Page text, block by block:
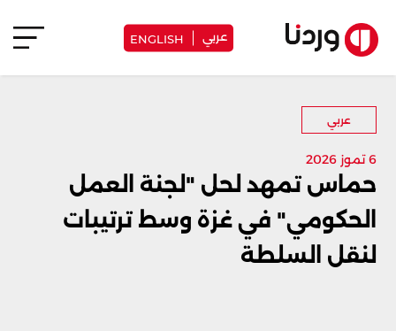
عربي ENGLISH
عربي
6 تموز 2026
حماس تمهد لحل "لجنة العمل
الحكومي" في غزة وسط ترتيبات
لنقل السلطة